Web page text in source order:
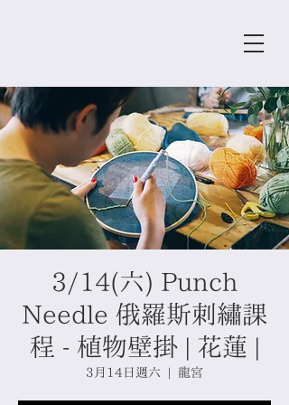
3/14(六) Punch
Needle 俄羅斯刺繡課
程 - 植物壁掛 | 花蓮 |
3月14日週六 龍宮